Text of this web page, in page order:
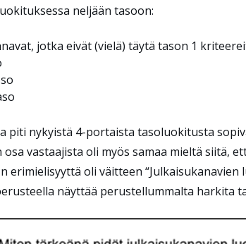
neljään tasoon:
jotka eivät (vielä) täytä tason 1
piti nykyistä 4-portaista tasoluokitusta
vastaajista oli myös samaa mieltä siitä,
erimielisyyttä oli väitteen
näyttää perustellummalta harkita